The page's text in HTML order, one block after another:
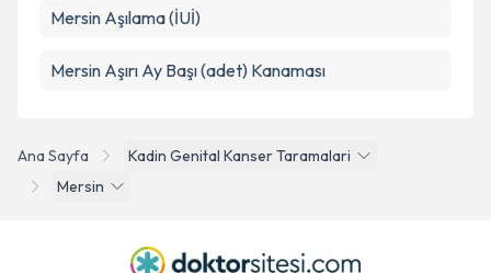
Ana Sayfa
Kadin Genital Kanser Taramalari
Mersin
Mersin Aşılama (İUİ)
Mersin Aşırı Ay Başı (adet) Kanaması